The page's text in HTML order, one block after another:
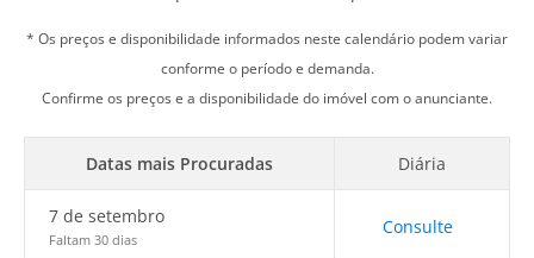
* Os preços e disponibilidade informados neste calendário podem variar
conforme o período e demanda.
Confirme os preços e a disponibilidade do imóvel com o anunciante.
Datas mais Procuradas Diária
7 de setembro
Faltam 30 dias
Consulte